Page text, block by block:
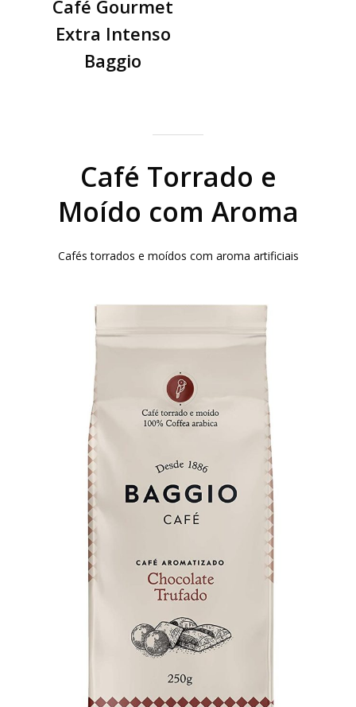
Café Gourmet
Extra Intenso
Baggio
Café Torrado e
Moído com Aroma
Cafés torrados e moídos com aroma artificiais